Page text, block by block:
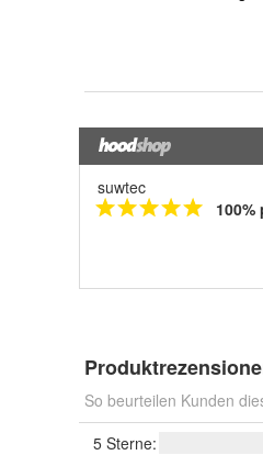
suwtec
So beurteilen Kunden
5 Sterne: